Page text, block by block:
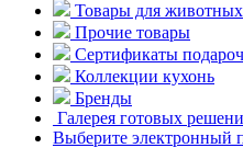
Товары для животных
Прочие товары
Сертификаты
Коллекции кухонь
Бренды
Галерея готовых
Выберите электронный